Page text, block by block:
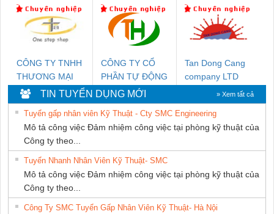
THUẬT ĐIỆN CƠ
GIA HƯNG
PHÁT
CÔNG TY TNHH
THƯƠNG MẠI
THIÊN ÂN VIỆT
NAM
CÔNG TY CỔ
PHẦN TỰ ĐỘNG
TIẾN HƯNG
Tan Dong Cang
company LTD
TIN TUYỂN DỤNG MỚI » Xem tất cả
Tuyển gấp nhân viên Kỹ Thuật - Cty SMC Engineering
Mô tả công việc Đảm nhiệm công việc tại phòng kỹ thuật của
Công ty theo...
Tuyển Nhanh Nhân Viên Kỹ Thuật- SMC
Mô tả công việc Đảm nhiệm công việc tại phòng kỹ thuật của
Công ty theo...
Công Ty SMC Tuyển Gấp Nhân Viên Kỹ Thuật- Hà Nội